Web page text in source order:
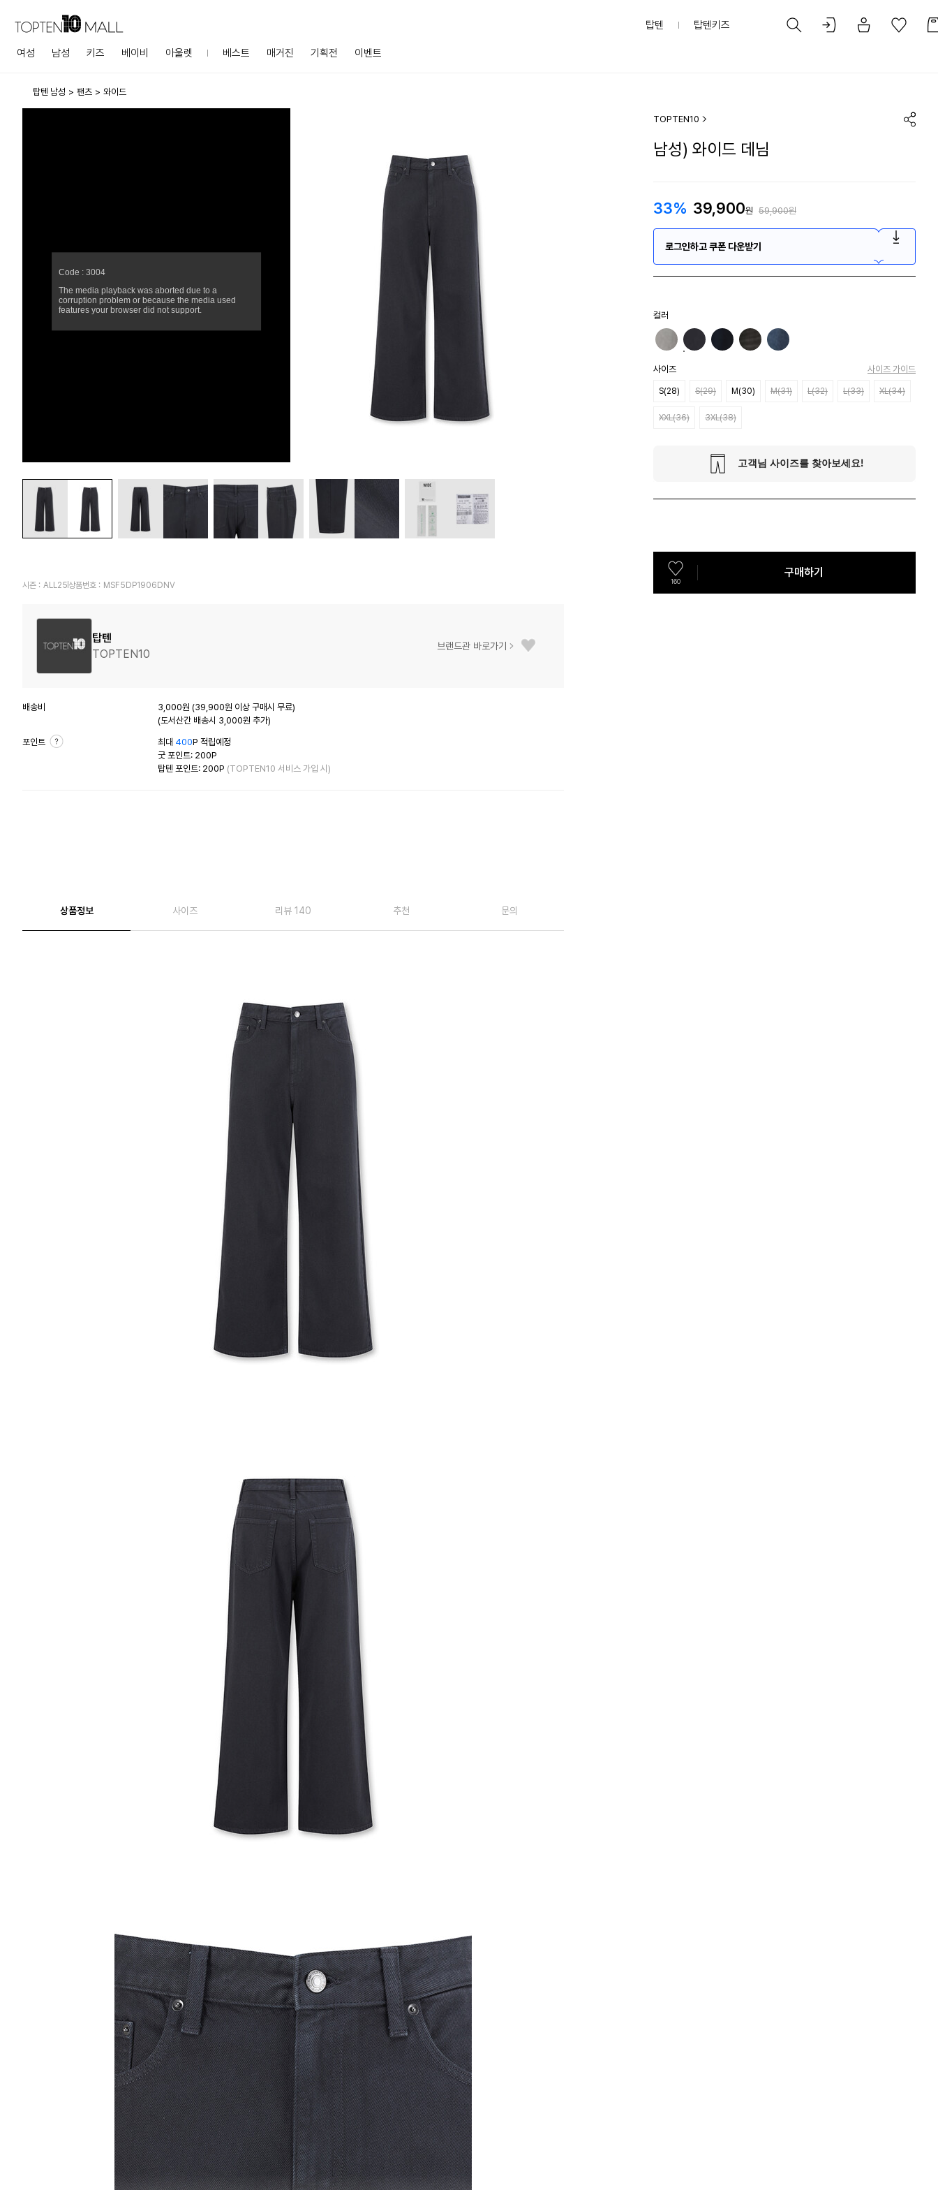
여성 남성 키즈 베이비 아울렛 베스트 매거진 기획전 이벤트
탑텐 탑텐키즈
탑텐 남성 팬츠 와이드
시즌 : ALL25 상품번호 : MSF5DP1906DNV
탑텐
TOPTEN10
브랜드관 바로가기
배송비
3,000원 (39,900원 이상 구매시 무료)
(도서산간 배송시 3,000원 추가)
포인트 최대 400P 적립예정
굿 포인트: 200P
탑텐 포인트: 200P (TOPTEN10 서비스 가입 시)
상품정보 사이즈 리뷰 140 추천 문의
TOPTEN10
남성) 와이드 데님
33% 39,900원 59,900원
로그인하고 쿠폰 다운받기
컬러
사이즈 사이즈 가이드
S(28) S(29) M(30) M(31) L(32) L(33) XL(34)
XXL(36) 3XL(38)
160
구매하기